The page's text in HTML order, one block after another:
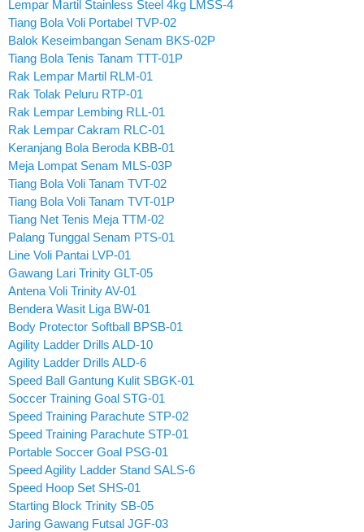
Lempar Martil Stainless Steel 4kg LMSS-4
Tiang Bola Voli Portabel TVP-02
Balok Keseimbangan Senam BKS-02P
Tiang Bola Tenis Tanam TTT-01P
Rak Lempar Martil RLM-01
Rak Tolak Peluru RTP-01
Rak Lempar Lembing RLL-01
Rak Lempar Cakram RLC-01
Keranjang Bola Beroda KBB-01
Meja Lompat Senam MLS-03P
Tiang Bola Voli Tanam TVT-02
Tiang Bola Voli Tanam TVT-01P
Tiang Net Tenis Meja TTM-02
Palang Tunggal Senam PTS-01
Line Voli Pantai LVP-01
Gawang Lari Trinity GLT-05
Antena Voli Trinity AV-01
Bendera Wasit Liga BW-01
Body Protector Softball BPSB-01
Agility Ladder Drills ALD-10
Agility Ladder Drills ALD-6
Speed Ball Gantung Kulit SBGK-01
Soccer Training Goal STG-01
Speed Training Parachute STP-02
Speed Training Parachute STP-01
Portable Soccer Goal PSG-01
Speed Agility Ladder Stand SALS-6
Speed Hoop Set SHS-01
Starting Block Trinity SB-05
Jaring Gawang Futsal JGF-03